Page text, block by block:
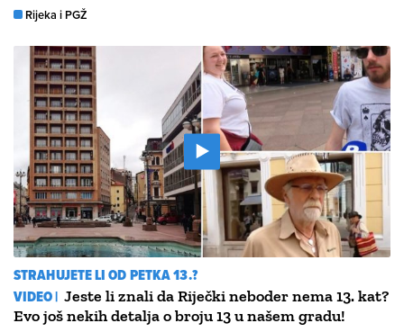
Rijeka i PGŽ
STRAHUJETE LI OD PETKA 13.?
VIDEO | Jeste li znali da Riječki neboder nema 13. kat?
Evo još nekih detalja o broju 13 u našem gradu!